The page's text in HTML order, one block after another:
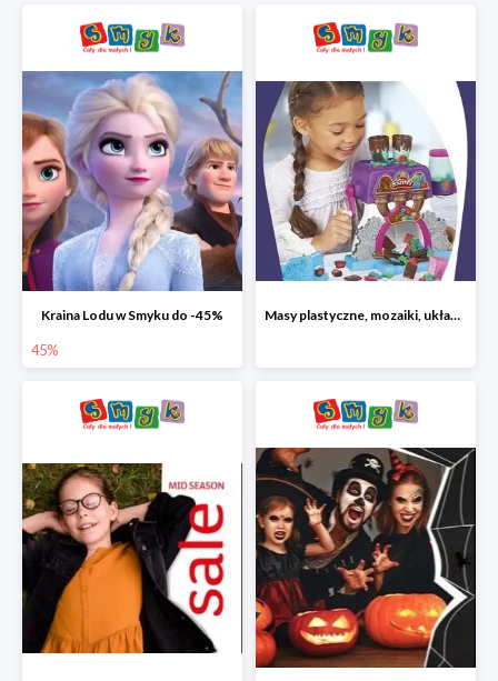
Kraina Lodu w Smyku do -45%
45%
Masy plastyczne, mozaiki, układanki do -45%